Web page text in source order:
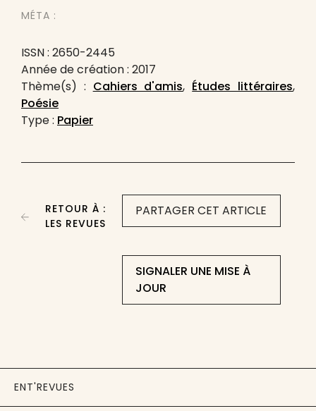
MÉTA :
ISSN : 2650-2445
Année de création : 2017
Thème(s) : Cahiers d'amis, Études littéraires,
Poésie
Type : Papier
PARTAGER CET ARTICLE
SIGNALER UNE MISE À
JOUR
RETOUR À :
LES REVUES
ENT'REVUES